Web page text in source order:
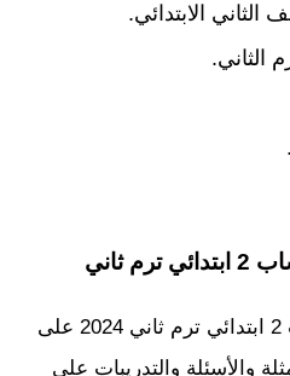
الابتدائي.
الثاني.
ثاني
يحتوي كتاب الأضواء حساب 2 ابتدائي ترم ثاني 2024 على
والأسئلة والتدريبات على